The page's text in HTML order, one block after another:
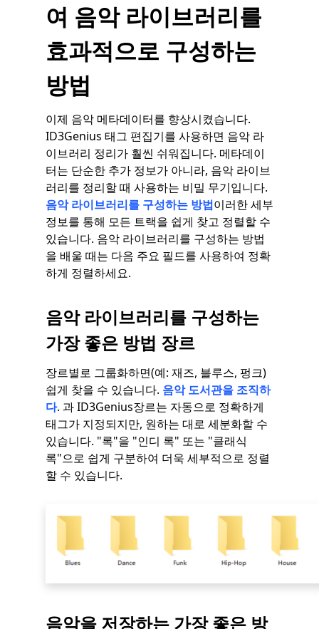
여 음악 라이브러리를
효과적으로 구성하는
방법
이제 음악 메타데이터를 향상시켰습니다.
ID3Genius 태그 편집기를 사용하면 음악 라
이브러리 정리가 훨씬 쉬워집니다. 메타데이
터는 단순한 추가 정보가 아니라, 음악 라이브
러리를 정리할 때 사용하는 비밀 무기입니다.
음악 라이브러리를 구성하는 방법이러한 세부
정보를 통해 모든 트랙을 쉽게 찾고 정렬할 수
있습니다. 음악 라이브러리를 구성하는 방법
을 배울 때는 다음 주요 필드를 사용하여 정확
하게 정렬하세요.
음악 라이브러리를 구성하는
가장 좋은 방법 장르
장르별로 그룹화하면(예: 재즈, 블루스, 펑크)
쉽게 찾을 수 있습니다. 음악 도서관을 조직하
다. 과 ID3Genius장르는 자동으로 정확하게
태그가 지정되지만, 원하는 대로 세분화할 수
있습니다. "록"을 "인디 록" 또는 "클래식
록"으로 쉽게 구분하여 더욱 세부적으로 정렬
할 수 있습니다.
음악을 저장하는 가장 좋은 방